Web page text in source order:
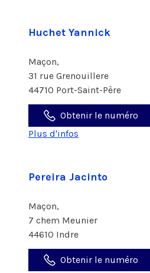
Huchet Yannick
Maçon,
31 rue Grenouillere
44710 Port-Saint-Père
Obtenir le numéro
Plus d'infos
Pereira Jacinto
Maçon,
7 chem Meunier
44610 Indre
Obtenir le numéro